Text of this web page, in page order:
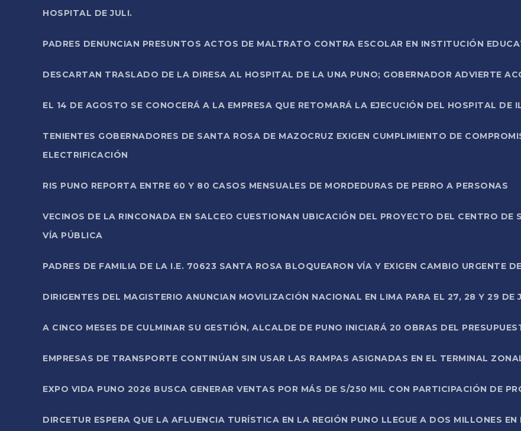
HOSPITAL DE JULI.
PADRES DENUNCIAN PRESUNTOS ACTOS DE MALTRATO CONTRA ESCOLAR EN INSTITUCIÓN
DESCARTAN TRASLADO DE LA DIRESA AL HOSPITAL DE LA UNA PUNO; GOBERNADOR ADVIERTE
EL 14 DE AGOSTO SE CONOCERÁ A LA EMPRESA QUE RETOMARÁ LA EJECUCIÓN DEL HOSPITAL DE
TENIENTES GOBERNADORES DE SANTA ROSA DE MAZOCRUZ EXIGEN CUMPLIMIENTO DE
ELECTRIFICACIÓN
RIS PUNO REPORTA ENTRE 60 Y 80 CASOS MENSUALES DE MORDEDURAS DE PERRO A PERSONAS
VECINOS DE LA RINCONADA EN SALCEO CUESTIONAN UBICACIÓN DEL PROYECTO DEL CENTRO DE
VÍA PÚBLICA
PADRES DE FAMILIA DE LA I.E. 70623 SANTA ROSA BLOQUEARON VÍA Y EXIGEN CAMBIO URGENTE
DIRIGENTES DEL MAGISTERIO ANUNCIAN MOVILIZACIÓN NACIONAL EN LIMA PARA EL 27, 28 Y 29 DE
A CINCO MESES DE CULMINAR SU GESTIÓN, ALCALDE DE PUNO INICIARÁ 20 OBRAS DEL
EMPRESAS DE TRANSPORTE CONTINÚAN SIN USAR LAS RAMPAS ASIGNADAS EN EL TERMINAL
EXPO VIDA PUNO 2026 BUSCA GENERAR VENTAS POR MÁS DE S/250 MIL CON PARTICIPACIÓN DE
DIRCETUR ESPERA QUE LA AFLUENCIA TURÍSTICA EN LA REGIÓN PUNO LLEGUE A DOS MILLONES